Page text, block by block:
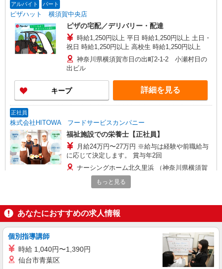
アルバイト パート
ピザハット 横須賀中央店
ピザの宅配／デリバリー・配達
時給1,250円以上 平日 時給1,250円以上 土日・
祝日 時給1,250円以上 高校生 時給1,250円以上
神奈川県横須賀市日の出町2-1-2 小瀬村日の
出ビル
キープ 詳細を見る
正社員
株式会社HITOWA フードサービスカンパニー
福祉施設での栄養士【正社員】
月給24万円〜27万円 ※給与は経験や前職給与
に応じて決定します。 賞与年2回
ナーシングホーム北久里浜 （神奈川県横須賀
市根岸町3丁目2-14）
アルバイト パート
株式会社HITOWA フードサービスカンパニー
福祉施設での調理員【アルバイト・パート】
時給1,350円以上 ※経験によりスタート時給は
変動します。 ※AP評価制度：あり 年1回の評価
もっと見る
あなたにおすすめの求人情報
個別指導講師
時給 1,040円〜1,390円
仙台市青葉区